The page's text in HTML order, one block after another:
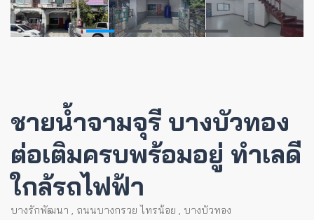
ชายน้ำจามจุรี บางบัวทอง
ต่อเติมครบพร้อมอยู่ ทำเลดี
ใกล้รถไฟฟ้า
บางรักพัฒนา , ถนนบางกรวย ไทรน้อย , บางบัวทอง